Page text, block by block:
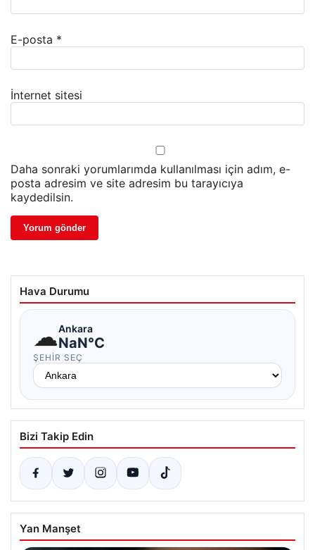
E-posta *
İnternet sitesi
Daha sonraki yorumlarımda kullanılması için adım, e-
posta adresim ve site adresim bu tarayıcıya
kaydedilsin.
Hava Durumu
☁Ankara
NaN°C
ŞEHIR SEÇ
Bizi Takip Edin
Yan Manşet